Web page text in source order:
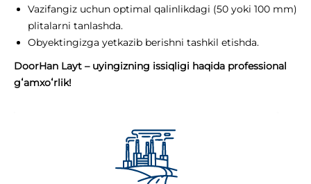
Vazifangiz uchun optimal qalinlikdagi (50 yoki 100 mm)
plitalarni tanlashda.
Obyektingizga yetkazib berishni tashkil etishda.
DoorHan Layt – uyingizning issiqligi haqida professional
gʻamxoʻrlik!